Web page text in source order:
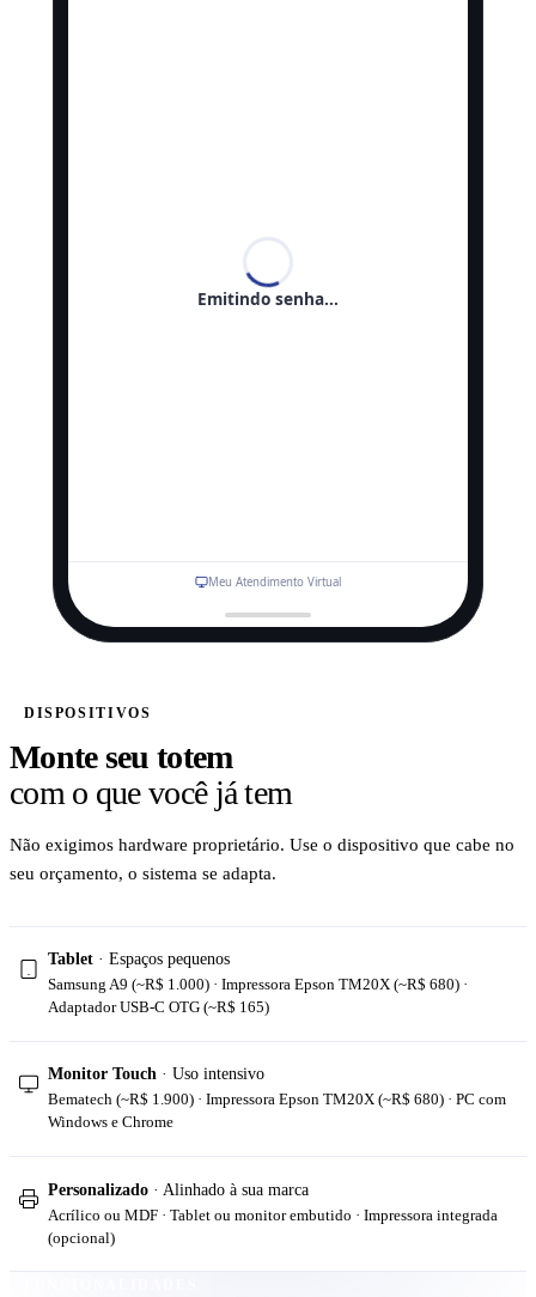
Emitindo senha...
Meu Atendimento Virtual
DISPOSITIVOS
Monte seu totem
com o que você já tem
Não exigimos hardware proprietário. Use o dispositivo que cabe no
seu orçamento, o sistema se adapta.
Tablet · Espaços pequenos
Samsung A9 (~R$ 1.000) · Impressora Epson TM20X (~R$ 680) ·
Adaptador USB-C OTG (~R$ 165)
Monitor Touch · Uso intensivo
Bematech (~R$ 1.900) · Impressora Epson TM20X (~R$ 680) · PC com
Windows e Chrome
Personalizado · Alinhado à sua marca
Acrílico ou MDF · Tablet ou monitor embutido · Impressora integrada
(opcional)